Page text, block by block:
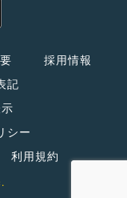
採用情報
記
シー
利用規約